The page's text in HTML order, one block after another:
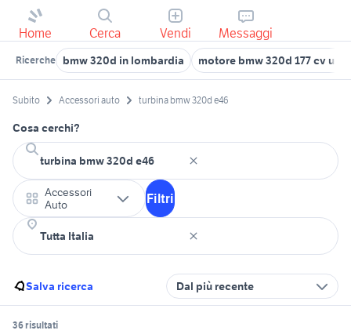
Home Cerca Vendi Messaggi
Ricerche bmw 320d in lombardia motore bmw 320d 177 cv
Subito Accessori auto turbina bmw 320d e46
Cosa cerchi?
Accessori
Auto
Filtri
Salva ricerca Dal più recente
36 risultati